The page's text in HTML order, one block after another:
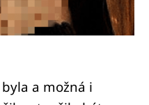
a možná i